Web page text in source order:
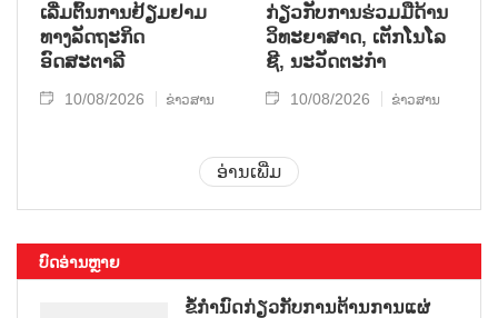
ເລີ່ມຕົ້ນການຢ້ຽມຢາມ
ທາງລັດຖະກິດ
ອົດສະຕາລີ
10/08/2026 ຂ່າວສານ
ກ່ຽວກັບການຮ່ວມມືດ້ານ
ວິທະຍາສາດ, ເຕັກໂນໂລ
ຊີ, ນະວັດຕະກຳ
10/08/2026 ຂ່າວສານ
ອ່ານເພີ່ມ
ບົດອ່ານຫຼາຍ
ຂໍ້ກຳນົດກ່ຽວກັບການຕ້ານການແຜ່